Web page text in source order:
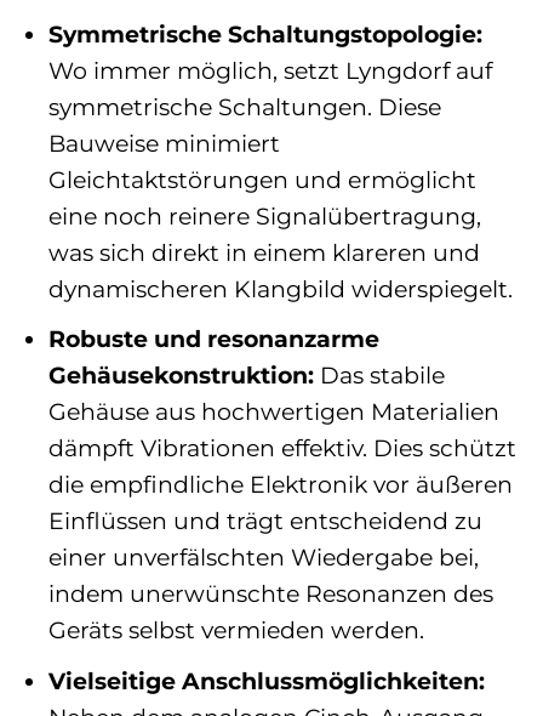
Symmetrische Schaltungstopologie:
Wo immer möglich, setzt Lyngdorf auf
symmetrische Schaltungen. Diese
Bauweise minimiert
Gleichtaktstörungen und ermöglicht
eine noch reinere Signalübertragung,
was sich direkt in einem klareren und
dynamischeren Klangbild widerspiegelt.
Robuste und resonanzarme
Gehäusekonstruktion:Das stabile
Gehäuse aus hochwertigen Materialien
dämpft Vibrationen effektiv. Dies schützt
die empfindliche Elektronik vor äußeren
Einflüssen und trägt entscheidend zu
einer unverfälschten Wiedergabe bei,
indem unerwünschte Resonanzen des
Geräts selbst vermieden werden.
Vielseitige Anschlussmöglichkeiten: